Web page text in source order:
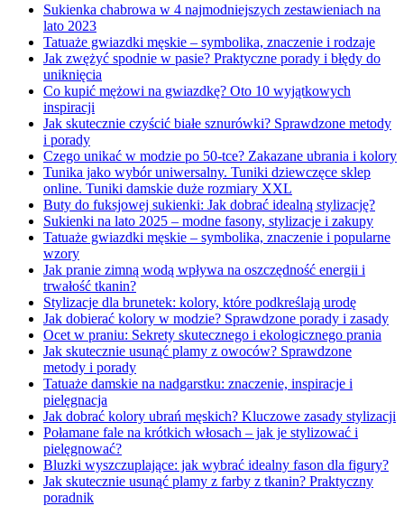
Sukienka chabrowa w 4 najmodniejszych zestawieniach na
lato 2023
Tatuaże gwiazdki męskie – symbolika, znaczenie i rodzaje
Jak zwężyć spodnie w pasie? Praktyczne porady i błędy do
uniknięcia
Co kupić mężowi na gwiazdkę? Oto 10 wyjątkowych
inspiracji
Jak skutecznie czyścić białe sznurówki? Sprawdzone metody
i porady
Czego unikać w modzie po 50-tce? Zakazane ubrania i kolory
Tunika jako wybór uniwersalny. Tuniki dziewczęce sklep
online. Tuniki damskie duże rozmiary XXL
Buty do fuksjowej sukienki: Jak dobrać idealną stylizację?
Sukienki na lato 2025 – modne fasony, stylizacje i zakupy
Tatuaże gwiazdki męskie – symbolika, znaczenie i popularne
wzory
Jak pranie zimną wodą wpływa na oszczędność energii i
trwałość tkanin?
Stylizacje dla brunetek: kolory, które podkreślają urodę
Jak dobierać kolory w modzie? Sprawdzone porady i zasady
Ocet w praniu: Sekrety skutecznego i ekologicznego prania
Jak skutecznie usunąć plamy z owoców? Sprawdzone
metody i porady
Tatuaże damskie na nadgarstku: znaczenie, inspiracje i
pielęgnacja
Jak dobrać kolory ubrań męskich? Kluczowe zasady stylizacji
Połamane fale na krótkich włosach – jak je stylizować i
pielęgnować?
Bluzki wyszczuplające: jak wybrać idealny fason dla figury?
Jak skutecznie usunąć plamy z farby z tkanin? Praktyczny
poradnik